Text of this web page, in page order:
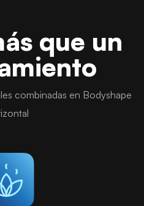
que un
combinadas en Bodyshape